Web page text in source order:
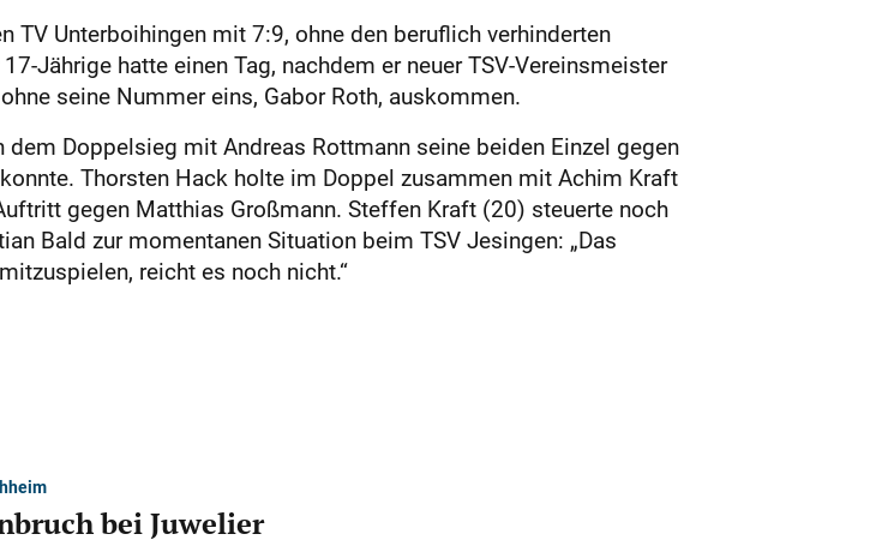
Unterboi­hingen mit 7:9, ohne den beruflich verhinderten
Jährige hatte einen Tag, nachdem er neuer TSV-Vereinsmeister
seine Nummer eins, Gabor Roth, auskommen.
Doppelsieg mit Andreas Rottmann seine beiden Einzel gegen
Thorsten Hack holte im Doppel zusammen mit Achim Kraft
gegen Matthias Großmann. Steffen Kraft (20) steuerte noch
Bald zur momentanen Situation beim TSV Jesingen: „Das
reicht es noch nicht.“
bei Juwelier